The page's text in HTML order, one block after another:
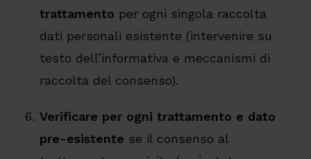
trattamento per ogni singola raccolta
dati personali esistente (intervenire su
testo dell’informativa e meccanismi di
raccolta del consenso).
Verificare per ogni trattamento e dato
pre-esistente se il consenso al